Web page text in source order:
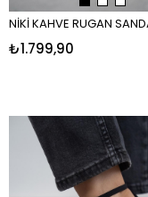
₺1.799,90